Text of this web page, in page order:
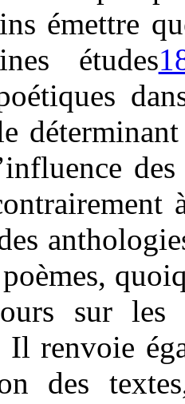
émettre
études
sur les
Il renvoie
des